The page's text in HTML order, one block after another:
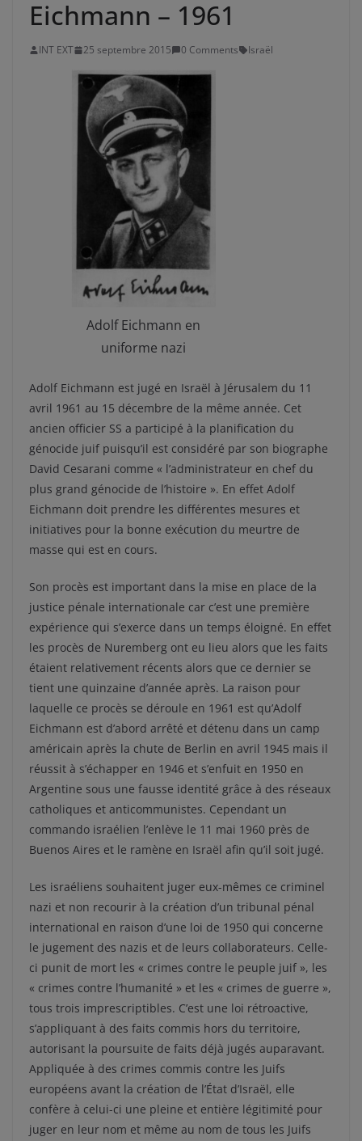
Eichmann – 1961
INT EXT 25 septembre 2015 0 Comments Israël
Adolf Eichmann en
uniforme nazi
Adolf Eichmann est jugé en Israël à Jérusalem du 11
avril 1961 au 15 décembre de la même année. Cet
ancien officier SS a participé à la planification du
génocide juif puisqu’il est considéré par son biographe
David Cesarani comme « l’administrateur en chef du
plus grand génocide de l’histoire ». En effet Adolf
Eichmann doit prendre les différentes mesures et
initiatives pour la bonne exécution du meurtre de
masse qui est en cours.
Son procès est important dans la mise en place de la
justice pénale internationale car c’est une première
expérience qui s’exerce dans un temps éloigné. En effet
les procès de Nuremberg ont eu lieu alors que les faits
étaient relativement récents alors que ce dernier se
tient une quinzaine d’année après. La raison pour
laquelle ce procès se déroule en 1961 est qu’Adolf
Eichmann est d’abord arrêté et détenu dans un camp
américain après la chute de Berlin en avril 1945 mais il
réussit à s’échapper en 1946 et s’enfuit en 1950 en
Argentine sous une fausse identité grâce à des réseaux
catholiques et anticommunistes. Cependant un
commando israélien l’enlève le 11 mai 1960 près de
Buenos Aires et le ramène en Israël afin qu’il soit jugé.
Les israéliens souhaitent juger eux-mêmes ce criminel
nazi et non recourir à la création d’un tribunal pénal
international en raison d’une loi de 1950 qui concerne
le jugement des nazis et de leurs collaborateurs. Celle-
ci punit de mort les « crimes contre le peuple juif », les
« crimes contre l’humanité » et les « crimes de guerre »,
tous trois imprescriptibles. C’est une loi rétroactive,
s’appliquant à des faits commis hors du territoire,
autorisant la poursuite de faits déjà jugés auparavant.
Appliquée à des crimes commis contre les Juifs
européens avant la création de l’État d’Israël, elle
confère à celui-ci une pleine et entière légitimité pour
juger en leur nom et même au nom de tous les Juifs